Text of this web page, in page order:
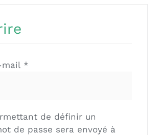
*
de définir un
de passe sera envoyé à